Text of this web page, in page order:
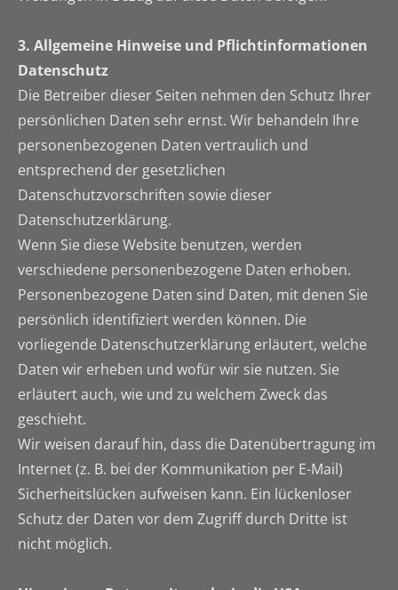
3. Allgemeine Hinweise und Pflichtinformationen
Datenschutz
Die Betreiber dieser Seiten nehmen den Schutz Ihrer
persönlichen Daten sehr ernst. Wir behandeln Ihre
personenbezogenen Daten vertraulich und
entsprechend der gesetzlichen
Datenschutzvorschriften sowie dieser
Datenschutzerklärung.
Wenn Sie diese Website benutzen, werden
verschiedene personenbezogene Daten erhoben.
Personenbezogene Daten sind Daten, mit denen Sie
persönlich identifiziert werden können. Die
vorliegende Datenschutzerklärung erläutert, welche
Daten wir erheben und wofür wir sie nutzen. Sie
erläutert auch, wie und zu welchem Zweck das
geschieht.
Wir weisen darauf hin, dass die Datenübertragung im
Internet (z. B. bei der Kommunikation per E-Mail)
Sicherheitslücken aufweisen kann. Ein lückenloser
Schutz der Daten vor dem Zugriff durch Dritte ist
nicht möglich.